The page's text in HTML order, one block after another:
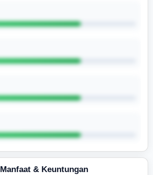
Manfaat & Keuntungan